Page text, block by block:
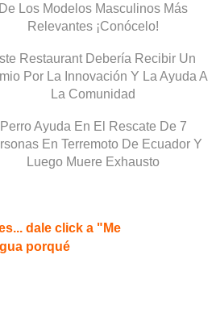
De Los Modelos Masculinos Más
Relevantes ¡Conócelo!
Restaurant Debería Recibir Un
Por La Innovación Y La Ayuda A
La Comunidad
Perro Ayuda En El Rescate De 7
En Terremoto De Ecuador Y
Luego Muere Exhausto
dale click a "Me
porqué